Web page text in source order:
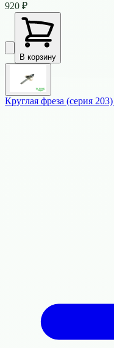
920 ₽
В корзину
Круглая фреза (серия